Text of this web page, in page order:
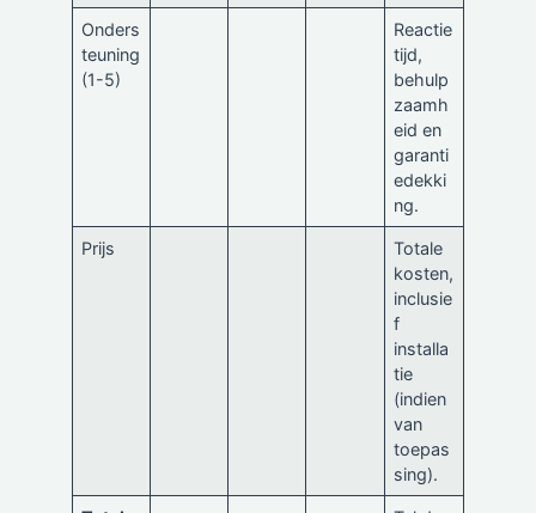
Onders
teuning
(1-5)
Reactie
tijd,
behulp
zaamh
eid en
garanti
edekki
ng.
Prijs
Totale
kosten,
inclusie
f
installa
tie
(indien
van
toepas
sing).